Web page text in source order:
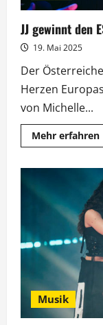
JJ gewinnt den
19. Mai 2025
Der
Herzen
von Michelle...
Mehr erfahren
Musik